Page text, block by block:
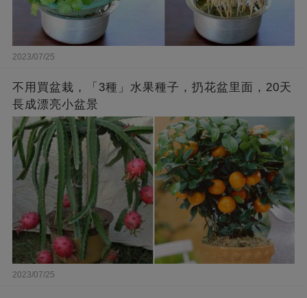
2023/07/25
不用買盆栽，「3種」水果種子，扔花盆里面，20天
長成漂亮小盆景
2023/07/25